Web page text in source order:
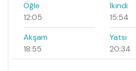
Öğle
12:05
İkindi
15:54
Akşam
18:55
Yatsı
20:34